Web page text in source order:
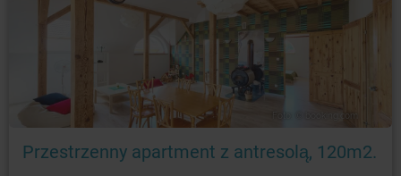
Przestrzenny apartment z antresolą, 120m2.